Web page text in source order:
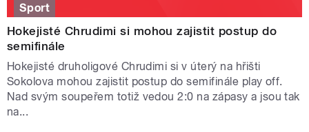
Sport
Hokejisté Chrudimi si mohou zajistit postup do
semifinále
Hokejisté druholigové Chrudimi si v úterý na hřišti
Sokolova mohou zajistit postup do semifinále play off.
Nad svým soupeřem totiž vedou 2:0 na zápasy a jsou tak
na...